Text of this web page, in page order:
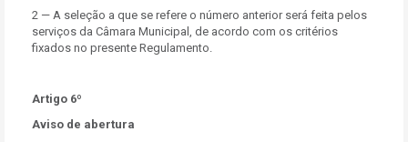
2 — A seleção a que se refere o número anterior será feita pelos
serviços da Câmara Municipal, de acordo com os critérios
fixados no presente Regulamento.
Artigo 6º
Aviso de abertura